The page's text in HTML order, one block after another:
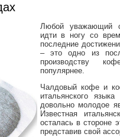
Любой уважающий
идти в ногу со
последние
– это одно из
производству
популярнее.
Чалдовый кофе и
итальянского
довольно молодое
Известная
осталась в стороне
представив свой